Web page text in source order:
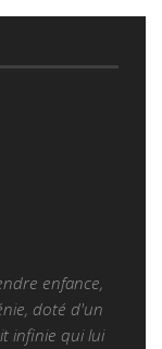
enfance,
doté d'un
infinie qui lui